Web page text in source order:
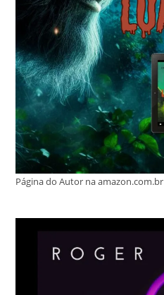
Página do Autor na amazon.com.br